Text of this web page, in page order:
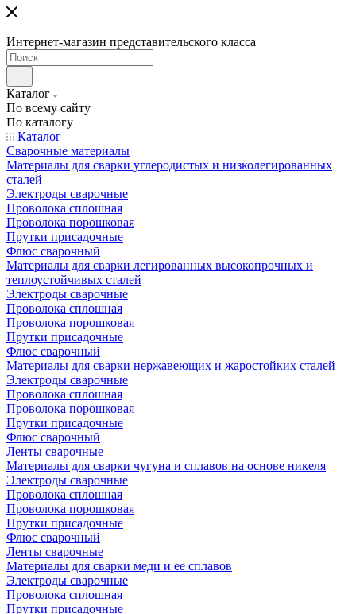
Интернет-магазин представительского класса
Каталог
По всему сайту
По каталогу
Каталог
Сварочные материалы
Материалы для сварки углеродистых и низколегированных
сталей
Электроды сварочные
Проволока сплошная
Проволока порошковая
Прутки присадочные
Флюс сварочный
Материалы для сварки легированных высокопрочных и
теплоустойчивых сталей
Электроды сварочные
Проволока сплошная
Проволока порошковая
Прутки присадочные
Флюс сварочный
Материалы для сварки нержавеющих и жаростойких сталей
Электроды сварочные
Проволока сплошная
Проволока порошковая
Прутки присадочные
Флюс сварочный
Ленты сварочные
Материалы для сварки чугуна и сплавов на основе никеля
Электроды сварочные
Проволока сплошная
Проволока порошковая
Прутки присадочные
Флюс сварочный
Ленты сварочные
Материалы для сварки меди и ее сплавов
Электроды сварочные
Проволока сплошная
Прутки присадочные